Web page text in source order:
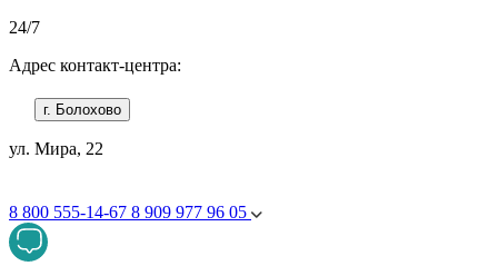
24/7
Адрес контакт-центра:
г. Болохово
ул. Мира, 22
8 800 555-14-67 8 909 977 96 05